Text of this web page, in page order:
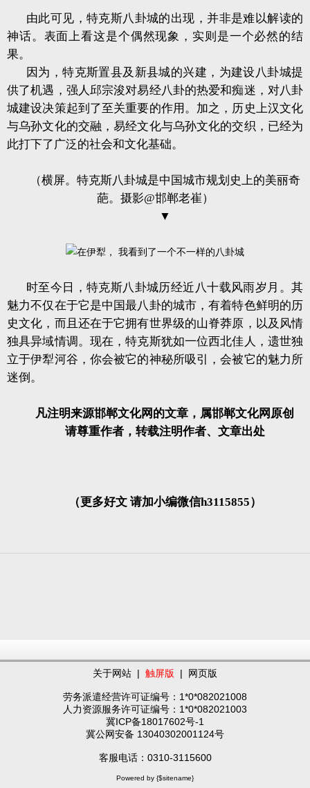
由此可见，特克斯八卦城的出现，并非是难以解读的
神话。表面上看这是个偶然现象，实则是一个必然的结
果。
因为，特克斯置县及新县城的兴建，为建设八卦城提
供了机遇，强人邱宗浚对易经八卦的热爱和痴迷，对八卦
城建设决策起到了至关重要的作用。加之，历史上汉文化
与乌孙文化的交融，易经文化与乌孙文化的交织，已经为
此打下了广泛的社会和文化基础。
（横屏。特克斯八卦城是中国城市规划史上的美丽奇
葩。摄影@邯郸老崔）
▼
时至今日，特克斯八卦城历经近八十载风雨岁月。其
魅力不仅在于它是中国最八卦的城市，有着特色鲜明的历
史文化，而且还在于它拥有世界级的山脊莽原，以及风情
独具异域情调。现在，特克斯犹如一位西北佳人，遗世独
立于伊犁河谷，你会被它的神秘所吸引，会被它的魅力所
迷倒。
凡注明来源邯郸文化网的文章，属邯郸文化网原创
请尊重作者，转载注明作者、文章出处
（更多好文 请加小编微信h3115855）
关于网站 | 触屏版 | 网页版
劳务派遣经营许可证编号：1*0*082021008
人力资源服务许可证编号：1*0*082021003
冀ICP备18017602号-1
冀公网安备 13040302001124号
客服电话：0310-3115600
Powered by {$sitename}